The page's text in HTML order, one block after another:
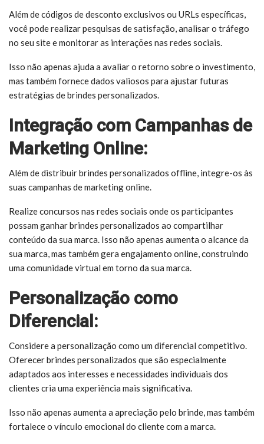
Além de códigos de desconto exclusivos ou URLs específicas,
você pode realizar pesquisas de satisfação, analisar o tráfego
no seu site e monitorar as interações nas redes sociais.
Isso não apenas ajuda a avaliar o retorno sobre o investimento,
mas também fornece dados valiosos para ajustar futuras
estratégias de brindes personalizados.
Integração com Campanhas de
Marketing Online:
Além de distribuir brindes personalizados offline, integre-os às
suas campanhas de marketing online.
Realize concursos nas redes sociais onde os participantes
possam ganhar brindes personalizados ao compartilhar
conteúdo da sua marca. Isso não apenas aumenta o alcance da
sua marca, mas também gera engajamento online, construindo
uma comunidade virtual em torno da sua marca.
Personalização como
Diferencial:
Considere a personalização como um diferencial competitivo.
Oferecer brindes personalizados que são especialmente
adaptados aos interesses e necessidades individuais dos
clientes cria uma experiência mais significativa.
Isso não apenas aumenta a apreciação pelo brinde, mas também
fortalece o vínculo emocional do cliente com a marca.